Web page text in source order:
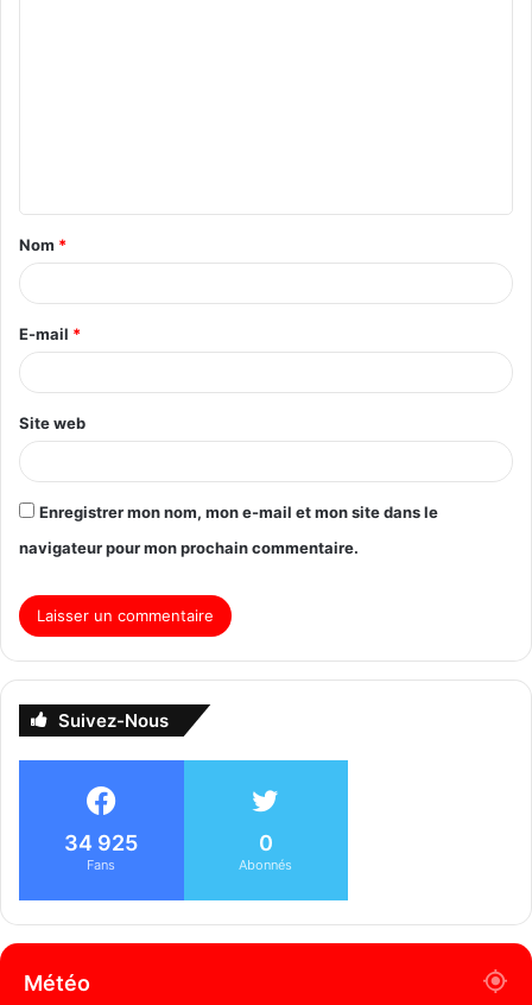
Nom *
E-mail *
Site web
Enregistrer mon nom, mon e-mail et mon site dans le
navigateur pour mon prochain commentaire.
Suivez-Nous
34 925
Fans
0
Abonnés
Météo